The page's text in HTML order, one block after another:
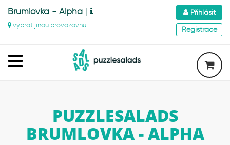
Brumlovka - Alpha |
vybrat jinou provozovnu
Přihlásit
Registrace
PUZZLESALADS
BRUMLOVKA - ALPHA